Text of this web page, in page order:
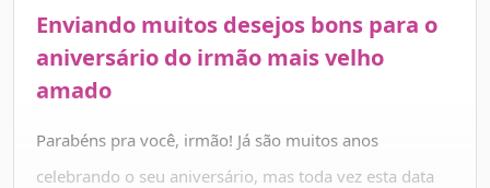
todos com seu jeito e que tem um coração enorme…
você merece que todo o bem que espalha seja
retribuído para você!
Nunca se esqueça do tamanho do meu amor por você
e que sempre estarei aqui. Para segurar a sua mão, te
Enviando muitos desejos bons para o
aniversário do irmão mais velho
amado
Parabéns pra você, irmão! Já são muitos anos
celebrando o seu aniversário, mas toda vez esta data